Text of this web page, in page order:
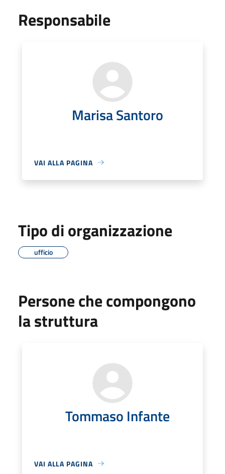
Responsabile
Marisa Santoro
VAI ALLA PAGINA
Tipo di organizzazione
ufficio
Persone che compongono
la struttura
Tommaso Infante
VAI ALLA PAGINA